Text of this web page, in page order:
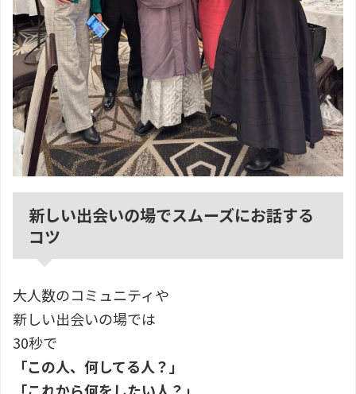
新しい出会いの場でスムーズにお話する
コツ
大人数のコミュニティや
新しい出会いの場では
30秒で
「この人、何してる人？」